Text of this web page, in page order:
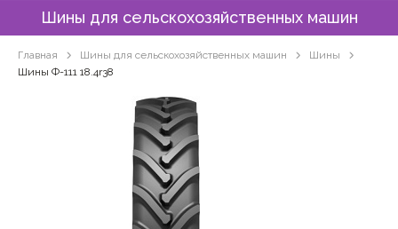
Шины для сельскохозяйственных машин
Главная Шины для сельскохозяйственных машин
Шины
Шины Ф-111 18.4r38